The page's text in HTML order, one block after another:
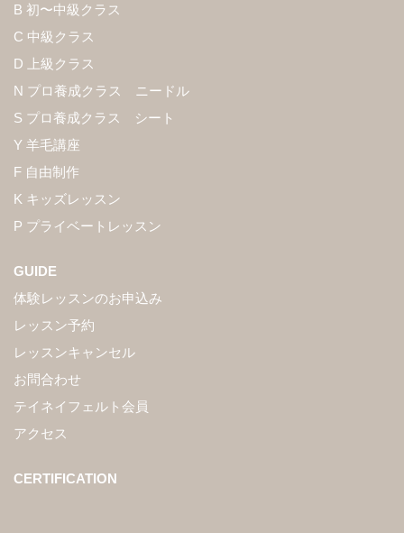
B 初〜中級クラス
C 中級クラス
D 上級クラス
N プロ養成クラス ニードル
S プロ養成クラス シート
Y 羊毛講座
F 自由制作
K キッズレッスン
P プライベートレッスン
GUIDE
体験レッスンのお申込み
レッスン予約
レッスンキャンセル
お問合わせ
テイネイフェルト会員
アクセス
CERTIFICATION